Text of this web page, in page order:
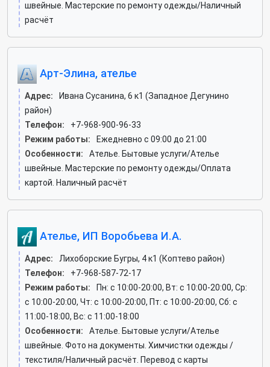
швейные. Мастерские по ремонту одежды/Наличный
расчёт
Арт-Элина, ателье
Адрес:
Ивана Сусанина, 6 к1 (Западное Дегунино
район)
Телефон:
+7-968-900-96-33
Режим работы:
Ежедневно с 09:00 до 21:00
Особенности:
Ателье. Бытовые услуги/Ателье
швейные. Мастерские по ремонту одежды/Оплата
картой. Наличный расчёт
Ателье, ИП Воробьева И.А.
Адрес:
Лихоборские Бугры, 4 к1 (Коптево район)
Телефон:
+7-968-587-72-17
Режим работы:
Пн: c 10:00-20:00, Вт: c 10:00-20:00, Ср:
c 10:00-20:00, Чт: c 10:00-20:00, Пт: c 10:00-20:00, Сб: c
11:00-18:00, Вс: c 11:00-18:00
Особенности:
Ателье. Бытовые услуги/Ателье
швейные. Фото на документы. Химчистки одежды /
текстиля/Наличный расчёт. Перевод с карты